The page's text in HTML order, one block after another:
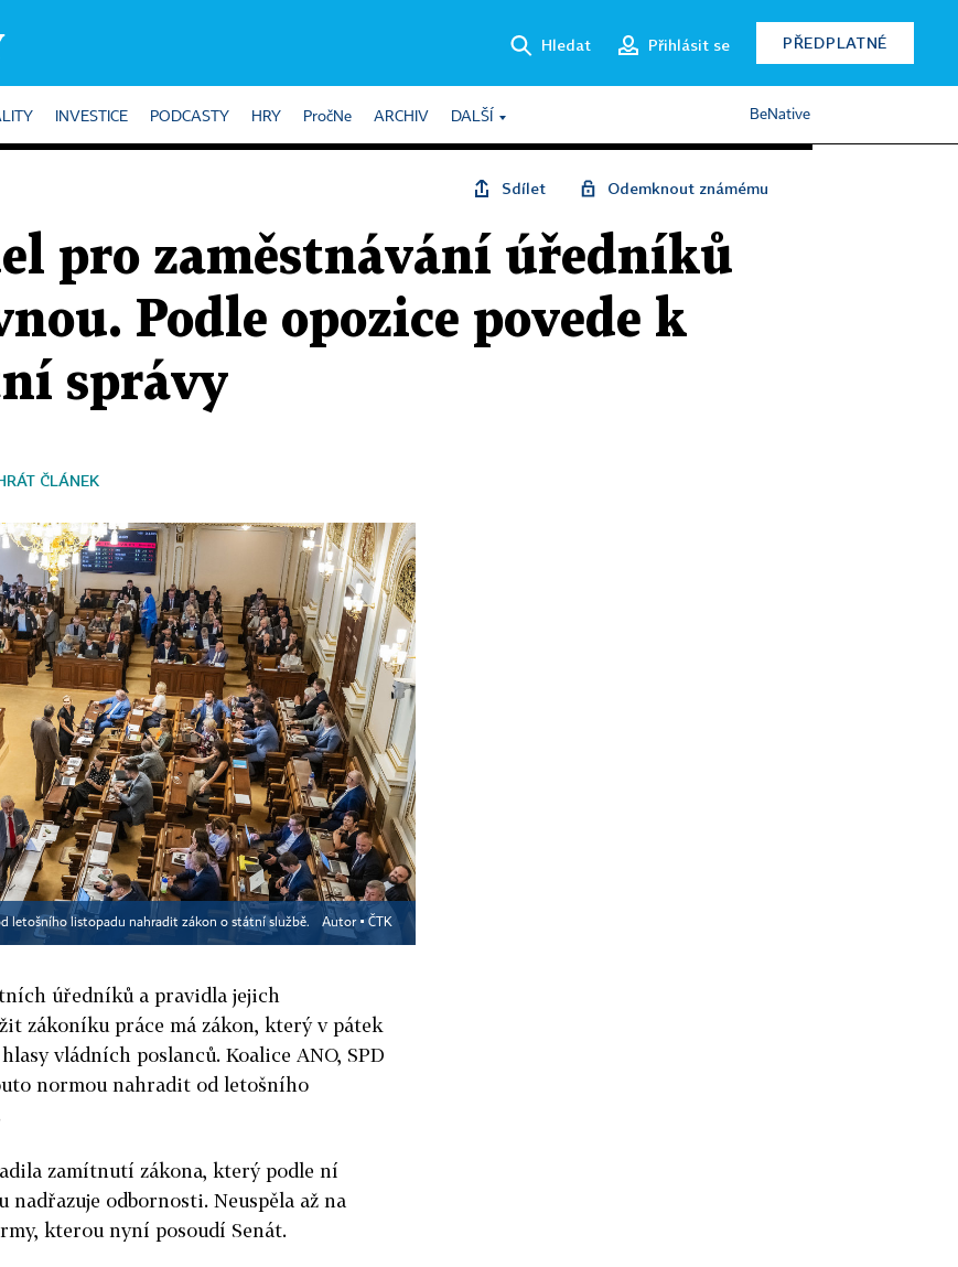
Hledat Přihlásit se PŘEDPLATNÉ
INVESTICE PODCASTY HRY PročNe ARCHIV DALŠÍ BeNative
Sdílet Odemknout známému
pro zaměstnávání úředníků
Podle opozice povede k
správy
ČLÁNEK
letošního listopadu nahradit zákon o státní službě. Autor ▪ČTK
úředníků a pravidla jejich
zákoníku práce má zákon, který v pátek
vládních poslanců. Koalice ANO, SPD
normou nahradit od letošního
zamítnutí zákona, který podle ní
odbornosti. Neuspěla až na
kterou nyní posoudí Senát.